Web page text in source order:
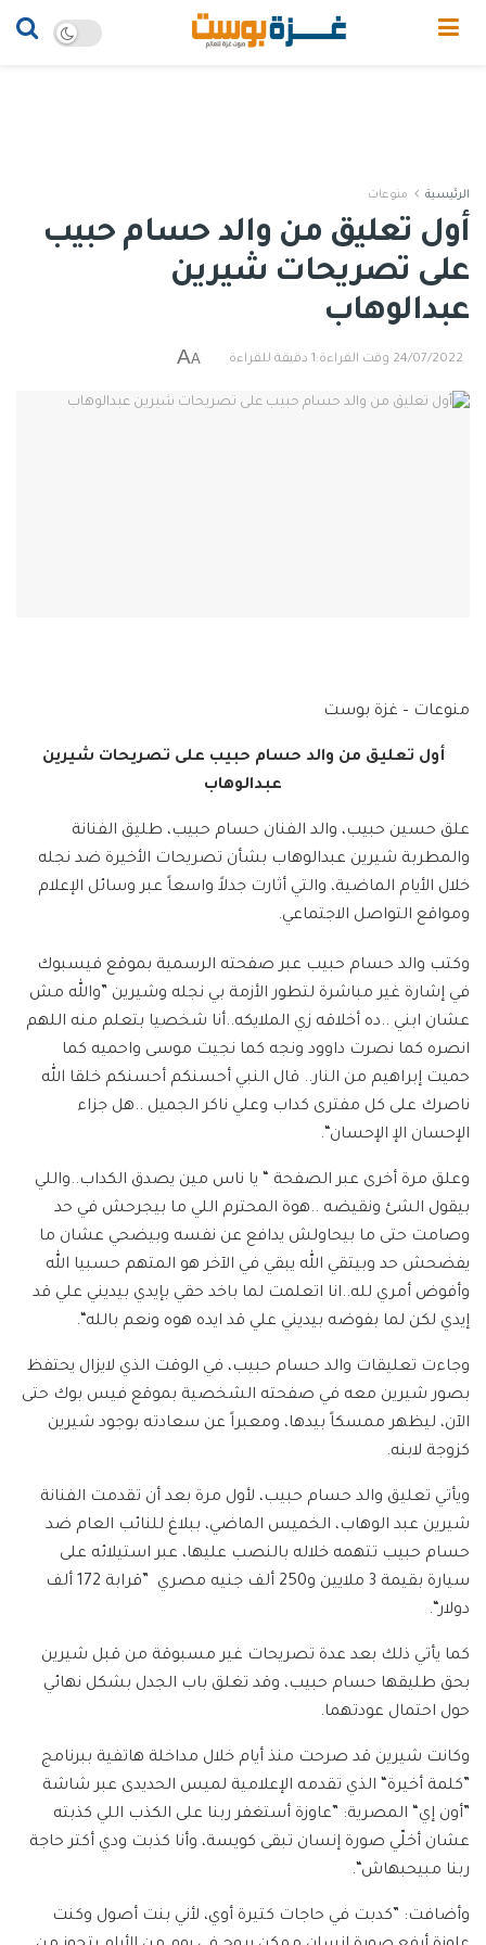
الرئيسية منوعات
أول تعليق من والد حسام حبيب
على تصريحات شيرين
عبدالوهاب
24/07/2022 وقت القراءة:1 دقيقة للقراءة A
A
منوعات – غزة بوست
أول تعليق من والد حسام حبيب على تصريحات شيرين
عبدالوهاب
علق حسين حبيب، والد الفنان حسام حبيب، طليق الفنانة
والمطربة شيرين عبدالوهاب بشأن تصريحات الأخيرة ضد نجله
خلال الأيام الماضية، والتي أثارت جدلاً واسعاً عبر وسائل الإعلام
ومواقع التواصل الاجتماعي.
وكتب والد حسام حبيب عبر صفحته الرسمية بموقع فيسبوك
في إشارة غير مباشرة لتطور الأزمة بي نجله وشيرين ”والله مش
عشان ابني ..ده أخلاقه زي الملايكه..أنا شخصيا بتعلم منه اللهم
انصره كما نصرت داوود ونجه كما نجيت موسى واحميه كما
حميت إبراهيم من النار.. قال النبي أحسنكم أحسنكم خلقا الله
ناصرك على كل مفترى كداب وعلي ناكر الجميل ..هل جزاء
الإحسان الإ الإحسان“.
وعلق مرة أخرى عبر الصفحة “ يا ناس مين يصدق الكداب..واللي
بيقول الشئ ونقيضه ..هوة المحترم اللي ما بيجرحش في حد
وصامت حتى ما بيحاولش يدافع عن نفسه وبيضحي عشان ما
يفضحش حد وبيتقي الله يبقي في الآخر هو المتهم حسبيا الله
وأفوض أمري لله..انا اتعلمت لما باخد حقي بإيدي بيديني علي قد
إيدي لكن لما بفوضه بيديني علي قد ايده هوه ونعم بالله“.
وجاءت تعليقات والد حسام حبيب، في الوقت الذي لايزال يحتفظ
بصور شيرين معه في صفحته الشخصية بموقع فيس بوك حتى
الآن، ليظهر ممسكاً بيدها، ومعبراً عن سعادته بوجود شيرين
كزوجة لابنه.
ويأتي تعليق والد حسام حبيب، لأول مرة بعد أن تقدمت الفنانة
شيرين عبد الوهاب، الخميس الماضي، ببلاغ للنائب العام ضد
حسام حبيب تتهمه خلاله بالنصب عليها، عبر استيلائه على
سيارة بقيمة 3 ملايين و250 ألف جنيه مصري ”قرابة 172 ألف
دولار“.
كما يأتي ذلك بعد عدة تصريحات غير مسبوقة من قبل شيرين
بحق طليقها حسام حبيب، وقد تغلق باب الجدل بشكل نهائي
حول احتمال عودتهما.
وكانت شيرين قد صرحت منذ أيام خلال مداخلة هاتفية ببرنامج
”كلمة أخيرة“ الذي تقدمه الإعلامية لميس الحديدى عبر شاشة
”أون إي“ المصرية: ”عاوزة أستغفر ربنا على الكذب اللي كذبته
عشان أخلّي صورة إنسان تبقى كويسة، وأنا كذبت ودي أكتر حاجة
ربنا مبيحبهاش“.
وأضافت: ”كدبت في حاجات كتيرة أوي، لأني بنت أصول وكنت